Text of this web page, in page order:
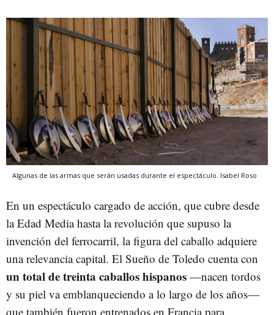
Algunas de las armas que serán usadas durante el espectáculo. Isabel Roso
En un espectáculo cargado de acción, que cubre desde
la Edad Media hasta la revolución que supuso la
invención del ferrocarril, la figura del caballo adquiere
una relevancia capital. El Sueño de Toledo cuenta con
un total de treinta caballos hispanos —nacen tordos
y su piel va emblanqueciendo a lo largo de los años—
que también fueron entrenados en Francia para